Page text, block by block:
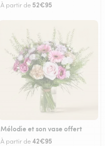
À partir de 52€95
Mélodie et son vase offert
À partir de42€95